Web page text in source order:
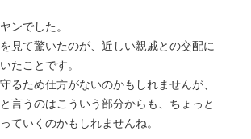
ンでした。
見て驚いたのが、近しい親戚との交配に
たことです。
るため仕方がないのかもしれませんが、
言うのはこういう部分からも、ちょっと
ていくのかもしれませんね。